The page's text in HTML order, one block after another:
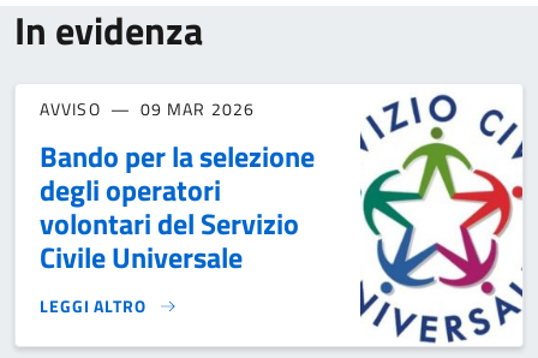
In evidenza
AVVISO 09 MAR 2026
Bando per la selezione
degli operatori
volontari del Servizio
Civile Universale
LEGGI ALTRO
BANDO PER LA SELEZIONE DEGLI OPERATORI VOLONTARI